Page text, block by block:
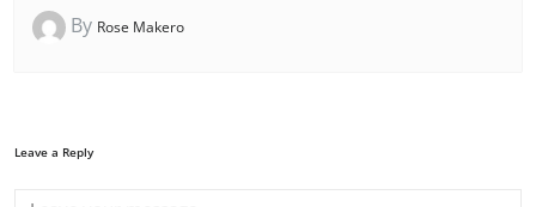
By Rose Makero
Leave a Reply